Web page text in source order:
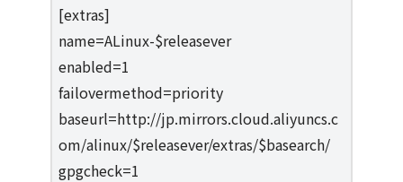
[extras]
name=ALinux-$releasever
enabled=1
failovermethod=priority
baseurl=http://jp.mirrors.cloud.aliyuncs.c
om/alinux/$releasever/extras/$basearch/
gpgcheck=1